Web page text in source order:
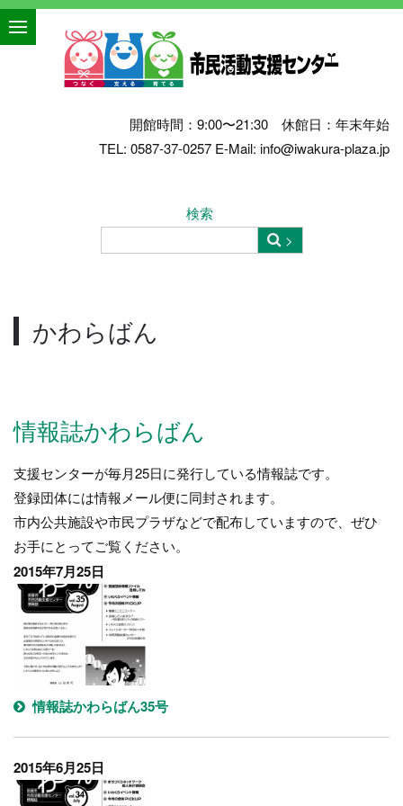
開館時間：9:00〜21:30 休館日：年末年始
TEL: 0587-37-0257 E-Mail: info@iwakura-plaza.jp
検索
かわらばん
情報誌かわらばん
支援センターが毎月25日に発行している情報誌です。
登録団体には情報メール便に同封されます。
市内公共施設や市民プラザなどで配布していますので、ぜひ
お手にとってご覧ください。
2015年7月25日
情報誌かわらばん35号
2015年6月25日